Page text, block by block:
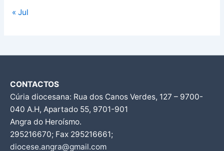
« Jul
CONTACTOS
Cúria diocesana: Rua dos Canos Verdes, 127 – 9700-
040 A.H, Apartado 55, 9701-901
Angra do Heroísmo.
295216670; Fax 295216661;
diocese.angra@gmail.com